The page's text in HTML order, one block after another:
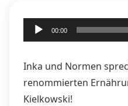
Audio-
Player
00:00
Inka und Normen
renommierten
Kielkowski!